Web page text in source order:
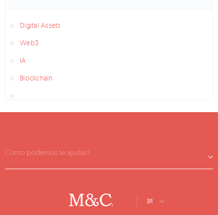
Digital Assets
Web3
IA
Blockchain
Como podemos te ajudar?
BR